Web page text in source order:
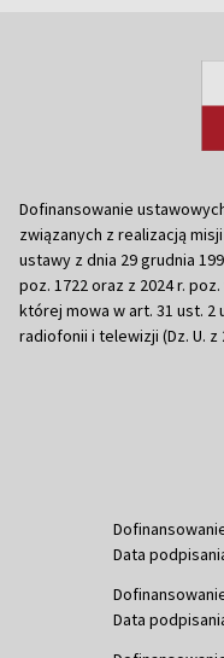
Dofinansowanie
związanych z realizacją
ustawy z dnia 29 grudnia
poz. 1722 oraz z 2024 r.
której mowa w art. 31 ust. 2
radiofonii i telewizji (Dz. U. z
Data
Data